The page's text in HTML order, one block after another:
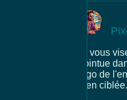
Si vous
pointue
logo de
bien ciblée.